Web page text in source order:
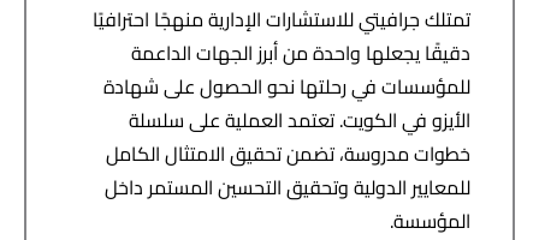
تمتلك جرافيتي للاستشارات الإدارية منهجًا احترافيًا
دقيقًا يجعلها واحدة من أبرز الجهات الداعمة
للمؤسسات في رحلتها نحو الحصول على شهادة
الأيزو في الكويت. تعتمد العملية على سلسلة
خطوات مدروسة، تضمن تحقيق الامتثال الكامل
للمعايير الدولية وتحقيق التحسين المستمر داخل
المؤسسة.